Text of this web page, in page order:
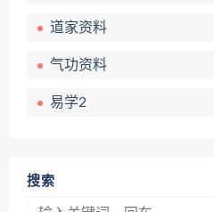
道家资料
气功资料
易学2
搜索